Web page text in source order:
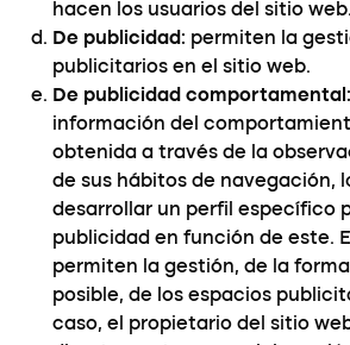
hacen los usuarios del sitio web.
De publicidad: permiten la
publicitarios en el sitio web.
De publicidad comportamental
información del
obtenida a través de la
de sus hábitos de navegación,
desarrollar un perfil específico
publicidad en función de este.
permiten la gestión, de la
posible, de los espacios
caso, el propietario del sitio